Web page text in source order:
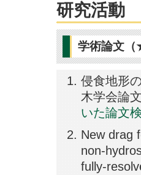
研究活動
学術論文
侵食地形
木学会論
いた論文
New drag
non-
fully-